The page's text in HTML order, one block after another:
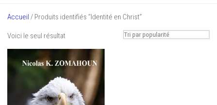
Accueil / Produits identifiés “Identité en Christ”
Voici le seul résultat